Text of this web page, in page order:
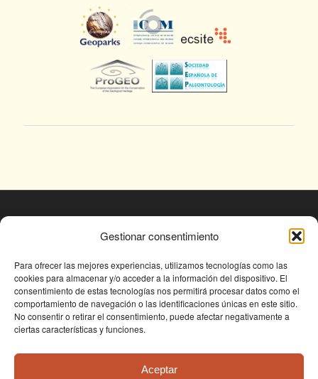
Gestionar consentimiento
Para ofrecer las mejores experiencias, utilizamos tecnologías como las
cookies para almacenar y/o acceder a la información del dispositivo. El
consentimiento de estas tecnologías nos permitirá procesar datos como el
comportamiento de navegación o las identificaciones únicas en este sitio.
No consentir o retirar el consentimiento, puede afectar negativamente a
ciertas características y funciones.
Aceptar
© Fundación Conjunto Paleontológico de Teruel
Avda. Sagunto s/n, 44002 TERUEL,
Tlf: +34 978 61 76 30, email:
fundapolis@fundaciondinopolis.org